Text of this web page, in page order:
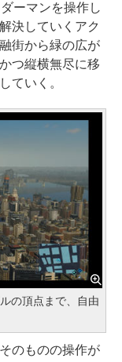
ーマンを操作し
決していくアク
街から緑の広が
つ縦横無尽に移
ていく。
の頂点まで、自由
のものの操作が